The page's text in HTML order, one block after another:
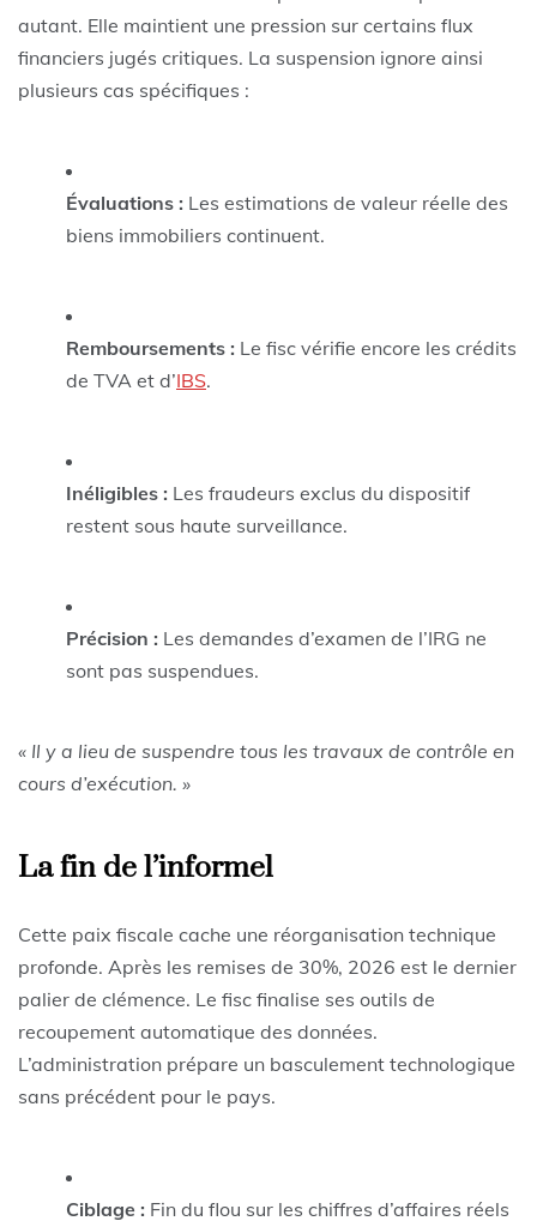
autant. Elle maintient une pression sur certains flux
financiers jugés critiques. La suspension ignore ainsi
plusieurs cas spécifiques :
Évaluations : Les estimations de valeur réelle des
biens immobiliers continuent.
Remboursements : Le fisc vérifie encore les crédits
de TVA et d’IBS.
Inéligibles : Les fraudeurs exclus du dispositif
restent sous haute surveillance.
Précision : Les demandes d’examen de l’IRG ne
sont pas suspendues.
« Il y a lieu de suspendre tous les travaux de contrôle en
cours d’exécution. »
La fin de l’informel
Cette paix fiscale cache une réorganisation technique
profonde. Après les remises de 30%, 2026 est le dernier
palier de clémence. Le fisc finalise ses outils de
recoupement automatique des données.
L’administration prépare un basculement technologique
sans précédent pour le pays.
Ciblage : Fin du flou sur les chiffres d’affaires réels